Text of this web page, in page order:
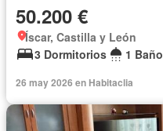
50.200 €
Íscar, Castilla y León
3 Dormitorios
1 Baño
26 may 2026 en Habitaclia